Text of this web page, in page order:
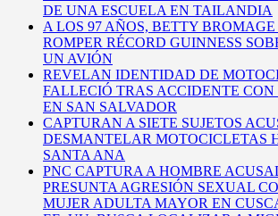
DE UNA ESCUELA EN TAILANDIA
A LOS 97 AÑOS, BETTY
ROMPER RÉCORD GUINNESS
UN AVIÓN
REVELAN IDENTIDAD DE
FALLECIÓ TRAS ACCIDENTE CON
EN SAN SALVADOR
CAPTURAN A SIETE SUJETOS
DESMANTELAR MOTOCICLETAS
SANTA ANA
PNC CAPTURA A HOMBRE
PRESUNTA AGRESIÓN SEXUAL
MUJER ADULTA MAYOR EN